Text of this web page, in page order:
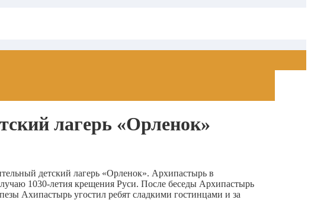
лагерь «Орленок»
детский лагерь «Орленок». Архипастырь в
1030-летия крещения Руси. После беседы Архипастырь
Ахипастырь угостил ребят сладкими гостинцами и за